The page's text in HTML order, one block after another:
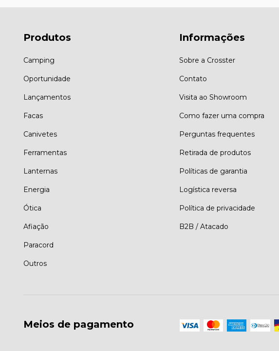
Produtos
Camping
Oportunidade
Lançamentos
Facas
Canivetes
Ferramentas
Lanternas
Energia
Ótica
Afiação
Paracord
Outros
Informações
Sobre a Crosster
Contato
Visita ao Showroom
Como fazer uma compra
Perguntas frequentes
Retirada de produtos
Políticas de garantia
Logística reversa
Política de privacidade
B2B / Atacado
Meios de pagamento